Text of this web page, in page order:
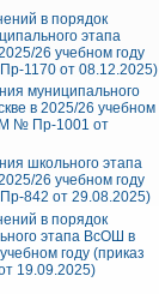
в порядок
этапа
26 учебном году
1170 от 08.12.2025)
муниципального
в 2025/26 учебном
№ Пр-1001 от
школьного этапа
26 учебном году
842 от 29.08.2025)
в порядок
этапа ВсОШ в
году (приказ
19.09.2025)